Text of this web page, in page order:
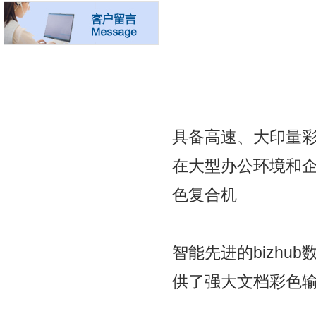
具备高速、大印量
在大型办公环境和
色复合机
智能先进的bizhub
供了强大文档彩色